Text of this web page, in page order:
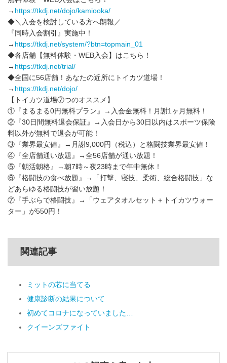
→ https://tkdj.net/dojo/kamiooka/
◆＼入会を検討している方へ朗報／
『同時入会割引』実施中！
→ https://tkdj.net/system/?btn=topmain_01
◆各店舗【無料体験・WEB入会】はこちら！
→ https://tkdj.net/trial/
◆全国に56店舗！あなたの近所にトイカツ道場！
→ https://tkdj.net/dojo/
【トイカツ道場⑦つのオススメ】
①『まるまる0円無料プラン』→入会金無料！月謝1ヶ月無料！
②『30日間無料退会保証』→入会日から30日以内はスポーツ保険
料以外が無料で退会が可能！
③『業界最安値』→月謝9,000円（税込）と格闘技業界最安値！
④『全店舗通い放題』→全56店舗が通い放題！
⑤『朝活朝格』→朝7時～夜23時まで年中無休！
⑥『格闘技の食べ放題』→「打撃、寝技、柔術、総合格闘技」な
どあらゆる格闘技が習い放題！
⑦『手ぶらで格闘技』→「ウェアタオルセット＋トイカツウォー
ター」が550円！
関連記事
ミットの芯に当てる
健康診断の結果について
初めてコロナになっていました…
クイーンズファイト